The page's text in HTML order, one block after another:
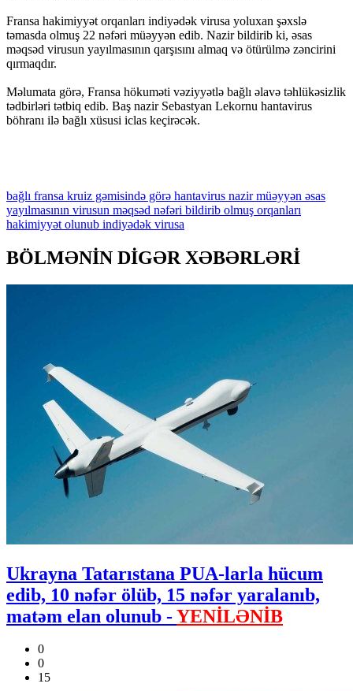
Fransa hakimiyyət orqanları indiyədək virusa yoluxan şəxslə
təmasda olmuş 22 nəfəri müəyyən edib. Nazir bildirib ki, əsas
məqsəd virusun yayılmasının qarşısını almaq və ötürülmə zəncirini
qırmaqdır.
Məlumata görə, Fransa hökuməti vəziyyətlə bağlı əlavə təhlükəsizlik
tədbirləri tətbiq edib. Baş nazir Sebastyan Lekornu hantavirus
böhranı ilə bağlı xüsusi iclas keçirəcək.
bağlı fransa kruiz gəmisində görə hantavirus nazirmüəyyən əsas
yayılmasının virusun məqsəd nəfəri bildirib olmuş orqanları
hakimiyyət olunub indiyədək virusa
BÖLMƏNİN DİGƏR XƏBƏRLƏRİ
Ukrayna Tatarıstana PUA-larla hücum
edib, 10 nəfər ölüb, 15 nəfər yaralanıb,
matəm elan olunub -YENİLƏNİB
0
0
15